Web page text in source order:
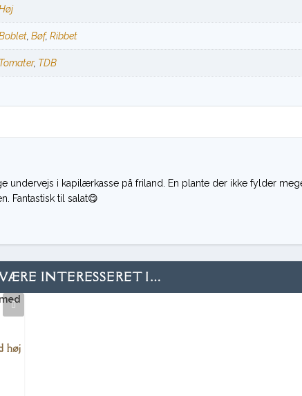
Bøf, Ribbet
Tomater, TDB
undervejs i kapilærkasse på friland. En plante der ikke fylder
Fantastisk til salat😋
INTERESSERET I…
høj